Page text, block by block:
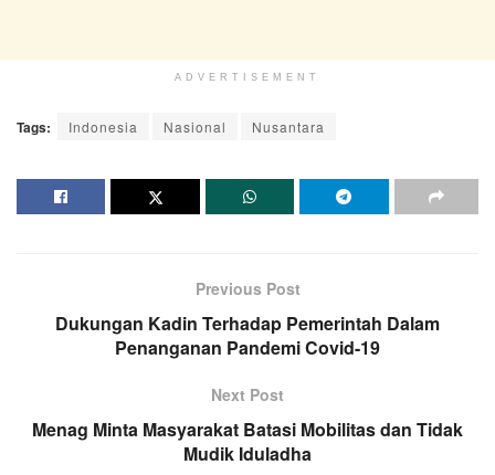
ADVERTISEMENT
Tags: Indonesia Nasional Nusantara
Previous Post
Dukungan Kadin Terhadap Pemerintah Dalam
Penanganan Pandemi Covid-19
Next Post
Menag Minta Masyarakat Batasi Mobilitas dan Tidak
Mudik Iduladha